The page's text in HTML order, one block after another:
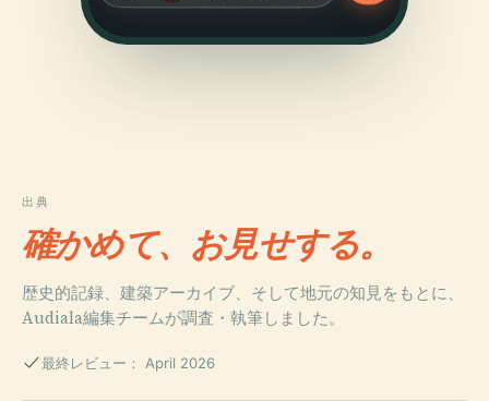
出典
確かめて、お見せする。
歴史的記録、建築アーカイブ、そして地元の知見をもとに、
Audiala編集チームが調査・執筆しました。
最終レビュー： April 2026